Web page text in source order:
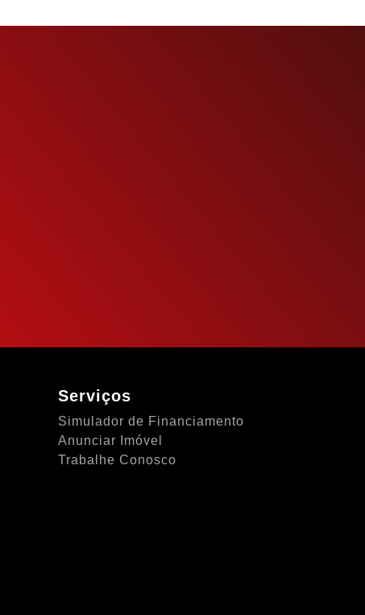
Serviços
Simulador de Financiamento
Anunciar Imóvel
Trabalhe Conosco